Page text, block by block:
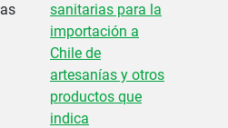
sanitarias para la
importación a
Chile de
artesanías y otros
productos que
indica